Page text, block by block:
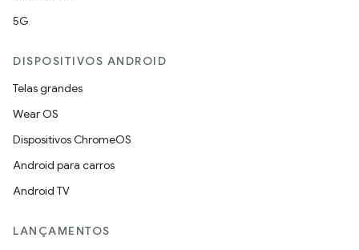
5G
DISPOSITIVOS ANDROID
Telas grandes
Wear OS
Dispositivos ChromeOS
Android para carros
Android TV
LANÇAMENTOS